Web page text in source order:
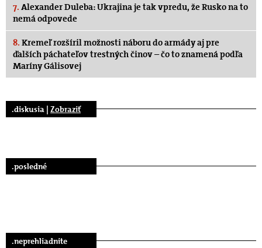
7. Alexander Duleba: Ukrajina je tak vpredu, že Rusko na to
nemá odpovede
8. Kremeľ rozšíril možnosti náboru do armády aj pre
ďalších páchateľov trestných činov – čo to znamená podľa
Maríny Gálisovej
.diskusia | Zobraziť
.posledné
.neprehliadnite